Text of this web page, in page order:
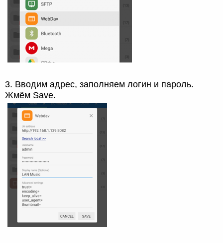
3. Вводим адрес, заполняем логин и пароль.
Жмём Save.